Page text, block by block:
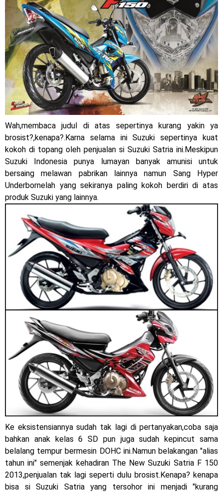
Jelajah Petualangan Tanpa Batas
Yamalube Power XP Matic resmi dirilis untuk skutik Blue
Core 125cc dengan mobilitas tinggi
Yamaha Indonesia Rilis Warna Baru Fazzio Hybrid yang lebih
Eye Catchy & Kece Abis
Sudah pakai diskbrake belakang ! Yamaha Indonesia Resmi
perkenalkan Aerox Alpha 155 Turbo !
Yamaha Nmax Turbo 155 sudah lahir, Aerox Turbo hanya
tinggal menunggu waktu ?
Honda Indonesia resmi jual New CBR 1000RR-R Fireblade
2025, harganya mantap !
Dukung MotoGP Mandalika 2024, AHM serahkan 10 unit
motor listrik EM1 e
Yamaha Indonesia resmi luncurkan Nmax 155 Turbo
Sudah pakai winglet Karbon, Yamaha resmi merilis YZF-R1
dan YZF-R1M model 2025 !
Begini penampakan livery Kawasaki Ninja ZX-25RR KRT
Edition 2025
Berkenalan dengan KTM 990 RC R, jagoan baru dari KTM !
Yamaha Rilis New R15M versi 2024, makin sangar !
Penampakan tim Red Bull KTM Factory Racing musim 2024 !
MotoGP : Francesco Bagnaia Juara Dunia MotoGP musim
2023 !
Honda Rilis CBR1000RR-R 2023 Anniversary Edition !
MotoGP Amerika : Alex Rins berhasil juara pertama dan
Wah,membaca judul di atas sepertinya kurang yakin ya
brosist?,kenapa?.Karna selama ini Suzuki sepertinya kuat
kokoh di topang oleh penjualan si Suzuki Satria ini.Meskipun
Suzuki Indonesia punya lumayan banyak amunisi untuk
bersaing melawan pabrikan lainnya namun Sang Hyper
Underbornelah yang sekiranya paling kokoh berdiri di atas
produk Suzuki yang lainnya.
Ke eksistensiannya sudah tak lagi di pertanyakan,coba saja
bahkan anak kelas 6 SD pun juga sudah kepincut sama
belalang tempur bermesin DOHC ini.Namun belakangan "alias
tahun ini" semenjak kehadiran The New Suzuki Satria F 150
2013,penjualan tak lagi seperti dulu brosist.Kenapa? kenapa
bisa si Suzuki Satria yang tersohor ini menjadi "kurang